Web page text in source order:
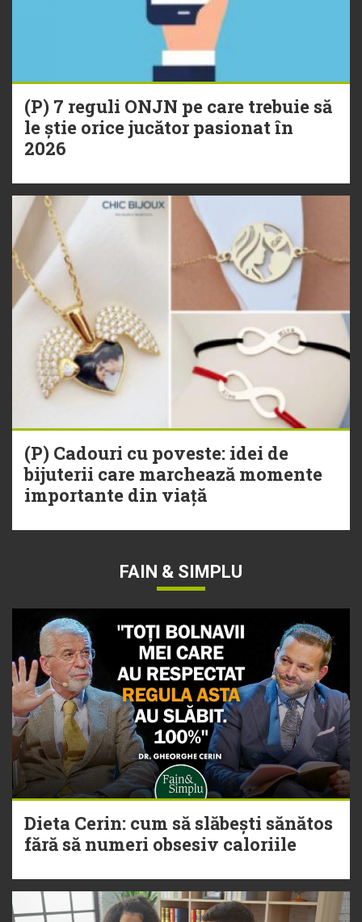
(P) 7 reguli ONJN pe care trebuie să
le știe orice jucător pasionat în
2026
(P) Cadouri cu poveste: idei de
bijuterii care marchează momente
importante din viață
FAIN & SIMPLU
Dieta Cerin: cum să slăbești sănătos
fără să numeri obsesiv caloriile